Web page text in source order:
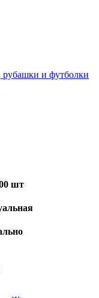
и футболки
шт